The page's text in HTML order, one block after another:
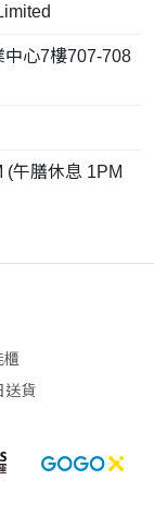
心7樓707-708
(午膳休息 1PM
櫃
送貨